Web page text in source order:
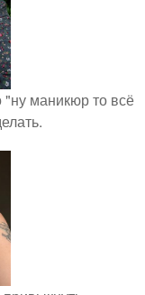
"ну маникюр то всё